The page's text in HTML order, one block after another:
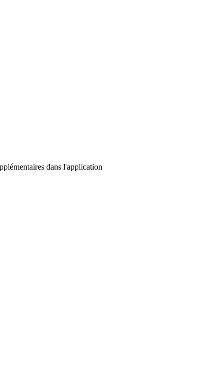
dans l'application